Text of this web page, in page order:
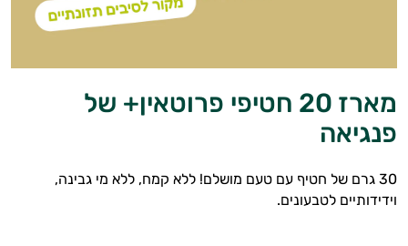
לספורטאים
הנמכרים
מארז 20 חטיפי פרוטאין+ של
פנגיאה
30 גרם של חטיף עם טעם מושלם! ללא קמח, ללא מי גבינה,
וידידותיים לטבעונים.